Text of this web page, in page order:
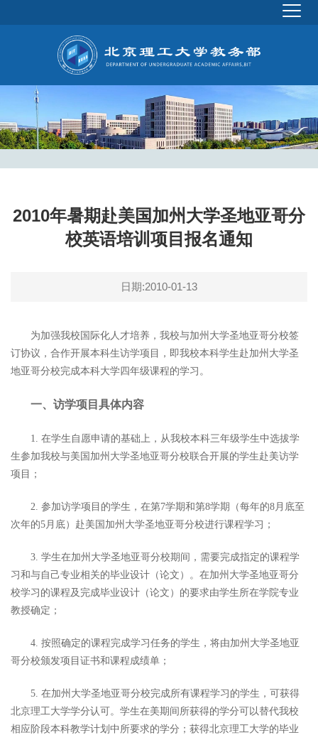
2010年暑期赴美国加州大学圣地亚哥分
校英语培训项目报名通知
日期:2010-01-13
为加强我校国际化人才培养，我校与加州大学圣地亚哥分校签
订协议，合作开展本科生访学项目，即我校本科学生赴加州大学圣
地亚哥分校完成本科大学四年级课程的学习。
一、访学项目具体内容
1. 在学生自愿申请的基础上，从我校本科三年级学生中选拔学
生参加我校与美国加州大学圣地亚哥分校联合开展的学生赴美访学
项目；
2. 参加访学项目的学生，在第7学期和第8学期（每年的8 月底至
次年的5 月底）赴美国加州大学圣地亚哥分校进行课程学习；
3. 学生在加州大学圣地亚哥分校期间，需要完成指定的课程学
习和与自己专业相关的毕业设计（论文）。在加州大学圣地亚哥分
校学习的课程及完成毕业设计（论文）的要求由学生所在学院专业
教授确定；
4. 按照确定的课程完成学习任务的学生，将由加州大学圣地亚
哥分校颁发项目证书和课程成绩单；
5. 在加州大学圣地亚哥分校完成所有课程学习的学生，可获得
北京理工大学学分认可。学生在美期间所获得的学分可以替代我校
相应阶段本科教学计划中所要求的学分；获得北京理工大学的毕业